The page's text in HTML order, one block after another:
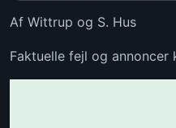
Af Wittrup og S. Hus
Faktuelle fejl og annoncer